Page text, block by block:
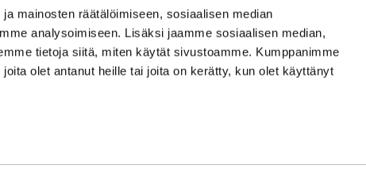
mainosten räätälöimiseen, sosiaalisen median
analysoimiseen. Lisäksi jaamme sosiaalisen median,
tietoja siitä, miten käytät sivustoamme. Kumppanimme
olet antanut heille tai joita on kerätty, kun olet käyttänyt
Puhelintiedusteluihin vastaamme
Vi svarar på telefonförfrågningar under
Tarkistathan mahdolliset muutokset
Vänligen kontrollera eventuella ändringar av